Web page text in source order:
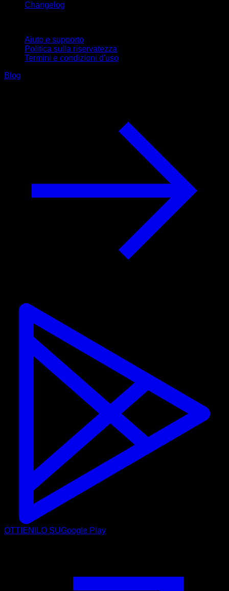
Changelog
Aiuto e supporto
Politica sulla riservatezza
Termini e condizioni d'uso
Blog
OTTIENILO SUGoogle Play